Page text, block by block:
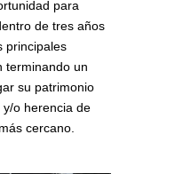
para
de tres años
principales
terminando un
su patrimonio
o herencia de
cercano.